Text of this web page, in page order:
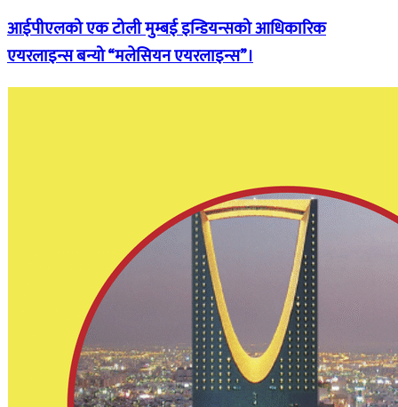
आईपीएलको एक टोली मुम्बई इन्डियन्सको आधिकारिक
एयरलाइन्स बन्यो “मलेसियन एयरलाइन्स”।